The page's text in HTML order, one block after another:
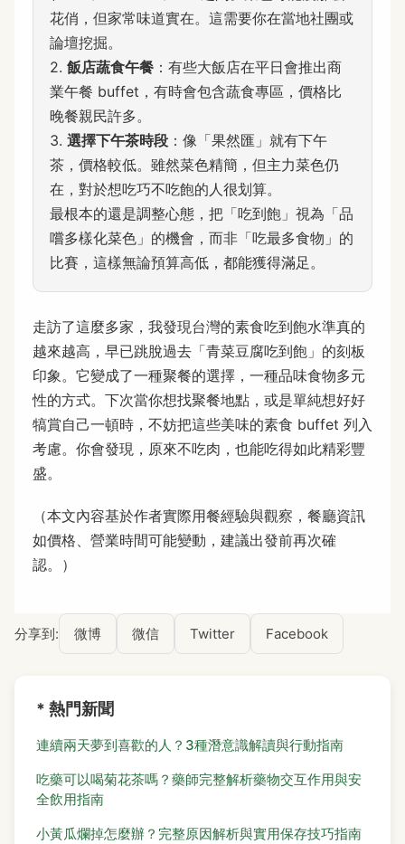
花俏，但家常味道實在。這需要你在當地社團或
論壇挖掘。
2. 飯店蔬食午餐 ：有些大飯店在平日會推出商
業午餐 buffet，有時會包含蔬食專區，價格比
晚餐親民許多。
3. 選擇下午茶時段 ：像「果然匯」就有下午
茶，價格較低。雖然菜色精簡，但主力菜色仍
在，對於想吃巧不吃飽的人很划算。
最根本的還是調整心態，把「吃到飽」視為「品
嚐多樣化菜色」的機會，而非「吃最多食物」的
比賽，這樣無論預算高低，都能獲得滿足。
走訪了這麼多家，我發現台灣的素食吃到飽水準真的
越來越高，早已跳脫過去「青菜豆腐吃到飽」的刻板
印象。它變成了一種聚餐的選擇，一種品味食物多元
性的方式。下次當你想找聚餐地點，或是單純想好好
犒賞自己一頓時，不妨把這些美味的素食 buffet 列入
考慮。你會發現，原來不吃肉，也能吃得如此精彩豐
盛。
（本文內容基於作者實際用餐經驗與觀察，餐廳資訊
如價格、營業時間可能變動，建議出發前再次確
認。）
分享到: 微博 微信 Twitter Facebook
* 熱門新聞
連續兩天夢到喜歡的人？3種潛意識解讀與行動指南
吃藥可以喝菊花茶嗎？藥師完整解析藥物交互作用與安
全飲用指南
小黃瓜爛掉怎麼辦？完整原因解析與實用保存技巧指南